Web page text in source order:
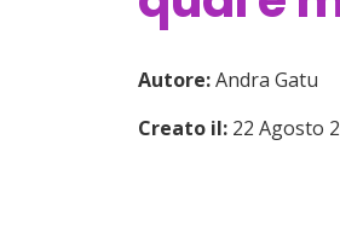
Autore:Andra Gatu
Creato il: 22 Agosto